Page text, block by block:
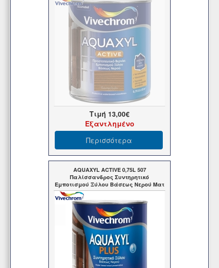
Τιμή 13,00€
Εξαντλημένο
Περισσότερα
AQUAXYL ACTIVE 0,75L 507
Παλίσσανδρος Συντηρητικό
Εμποτισμού Ξύλου Βάσεως Νερού Ματ